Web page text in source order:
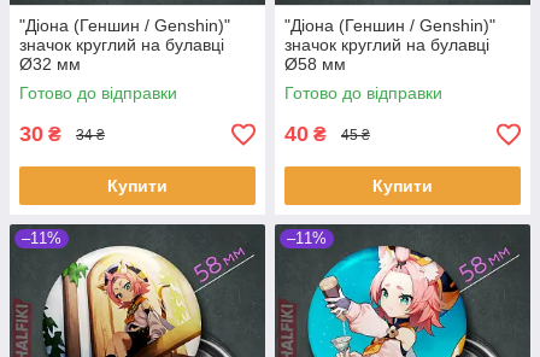
"Діона (Геншин / Genshin)"
значок круглий на булавці
Ø32 мм
Готово до відправки
30 ₴ 34 ₴
Купити
"Діона (Геншин / Genshin)"
значок круглий на булавці
Ø58 мм
Готово до відправки
40 ₴ 45 ₴
Купити
–11% –11%